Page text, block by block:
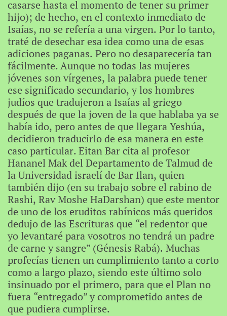
casarse hasta el momento de tener su primer
hijo); de hecho, en el contexto inmediato de
Isaías, no se refería a una virgen. Por lo tanto,
traté de desechar esa idea como una de esas
adiciones paganas. Pero no desaparecería tan
fácilmente. Aunque no todas las mujeres
jóvenes son vírgenes, la palabra puede tener
ese significado secundario, y los hombres
judíos que tradujeron a Isaías al griego
después de que la joven de la que hablaba ya se
había ido, pero antes de que llegara Yeshúa,
decidieron traducirlo de esa manera en este
caso particular. Eitan Bar cita al profesor
Hananel Mak del Departamento de Talmud de
la Universidad israelí de Bar Ilan, quien
también dijo (en su trabajo sobre el rabino de
Rashi, Rav Moshe HaDarshan) que este mentor
de uno de los eruditos rabínicos más queridos
dedujo de las Escrituras que “el redentor que
yo levantaré para vosotros no tendrá un padre
de carne y sangre” (Génesis Rabá). Muchas
profecías tienen un cumplimiento tanto a corto
como a largo plazo, siendo este último solo
insinuado por el primero, para que el Plan no
fuera “entregado” y comprometido antes de
que pudiera cumplirse.